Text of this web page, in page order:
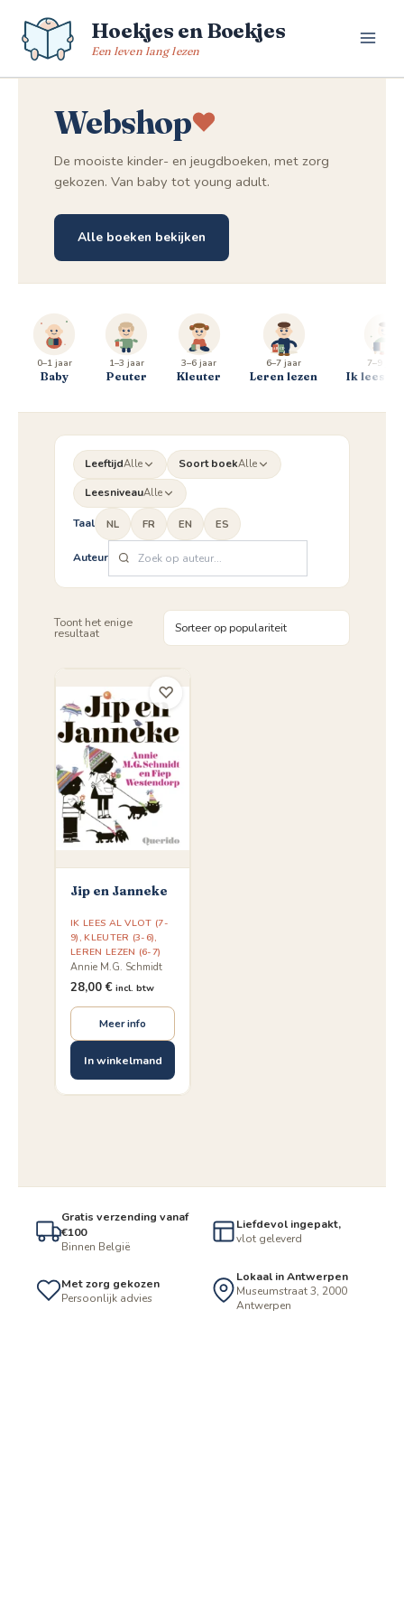
naar
Hoekjes en Boekjes
Een leven lang lezen
Webshop
De mooiste kinder- en jeugdboeken, met zorg
gekozen. Van baby tot young adult.
Alle boeken bekijken
0–1 jaar
Baby
1–3 jaar
Peuter
3–6 jaar
Kleuter
6–7 jaar
Leren lezen
7–9 jaar
Ik lees al
LeeftijdAlle Soort boekAlle
LeesniveauAlle
Taal NL FR EN ES
Auteur
Toont het enige
resultaat
Jip en Janneke
IK LEES AL VLOT (7-
9), KLEUTER (3-6),
LEREN LEZEN (6-7)
Annie M.G. Schmidt
28,00 € incl. btw
Meer info
In winkelmand
♡
Gratis verzending vanaf
€100
Binnen België
Liefdevol ingepakt,
vlot geleverd
Met zorg gekozen
Persoonlijk advies
Lokaal in Antwerpen
Museumstraat 3, 2000
Antwerpen